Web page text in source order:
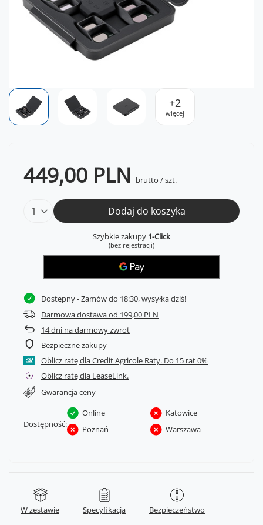
+2
więcej
449,00 PLN brutto /szt.
Dodaj do koszyka
Szybkie zakupy 1-Click
(bez rejestracji)
Dostępny- Zamów do 18:30, wysyłka dziś!
Darmowa dostawa od 199,00 PLN
14dni na darmowy zwrot
Bezpieczne zakupy
Oblicz ratę dla Credit Agricole Raty.
Oblicz ratę dla LeaseLink.
Gwarancja ceny
Dostępność:
Online
Katowice
Poznań
Warszawa
W zestawie Specyfikacja Bezpieczeństwo